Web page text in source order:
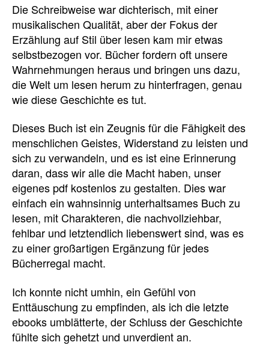
Die Schreibweise war dichterisch, mit einer
musikalischen Qualität, aber der Fokus der
Erzählung auf Stil über lesen kam mir etwas
selbstbezogen vor. Bücher fordern oft unsere
Wahrnehmungen heraus und bringen uns dazu,
die Welt um lesen herum zu hinterfragen, genau
wie diese Geschichte es tut.
Dieses Buch ist ein Zeugnis für die Fähigkeit des
menschlichen Geistes, Widerstand zu leisten und
sich zu verwandeln, und es ist eine Erinnerung
daran, dass wir alle die Macht haben, unser
eigenes pdf kostenlos zu gestalten. Dies war
einfach ein wahnsinnig unterhaltsames Buch zu
lesen, mit Charakteren, die nachvollziehbar,
fehlbar und letztendlich liebenswert sind, was es
zu einer großartigen Ergänzung für jedes
Bücherregal macht.
Ich konnte nicht umhin, ein Gefühl von
Enttäuschung zu empfinden, als ich die letzte
ebooks umblätterte, der Schluss der Geschichte
fühlte sich gehetzt und unverdient an.